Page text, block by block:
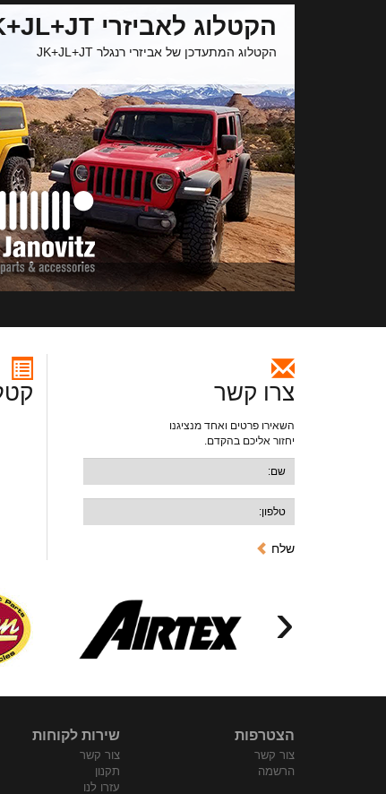
הקטלוג לאביזרי JK+JL+JT
הקטלוג המתעדכן של אביזרי רנגלר JK+JL+JT
צרו קשר
השאירו פרטים ואחד מנציגנו
יחזור אליכם בהקדם.
שלח
‹
הצטרפות
צור קשר
הרשמה
שירות לקוחות
צור קשר
תקנון
עזרו לנו